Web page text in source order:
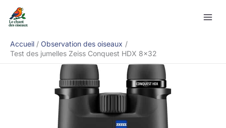
Accueil
Observation des oiseaux
Test des jumelles Zeiss Conquest HDX 8×32
Rechercher